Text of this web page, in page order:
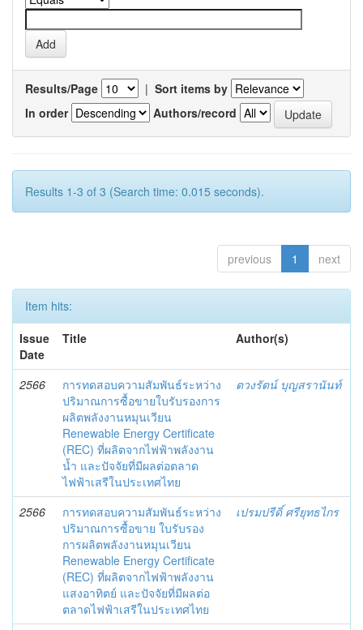
Results/Page | Sort items by
In order
Authors/record
Results 1-3 of 3 (Search time: 0.015 seconds).
previous 1 next
Item hits:
Issue
Date
Title Author(s)
2566
การทดสอบความสัมพันธ์ระหว่าง
ปริมาณการซื้อขายใบรับรองการ
ผลิตพลังงานหมุนเวียน
Renewable Energy Certificate
(REC) ที่ผลิตจากไฟฟ้าพลังงาน
น้ำ และปัจจัยที่มีผลต่อตลาด
ไฟฟ้าเสรีในประเทศไทย
ตวงรัตน์ บุญสรานันท์
2566
การทดสอบความสัมพันธ์ระหว่าง
ปริมาณการซื้อขาย ใบรับรอง
การผลิตพลังงานหมุนเวียน
Renewable Energy Certificate
(REC) ที่ผลิตจากไฟฟ้าพลังงาน
แสงอาทิตย์ และปัจจัยที่มีผลต่อ
ตลาดไฟฟ้าเสรีในประเทศไทย
เปรมปรีดิ์ ศรียุทธไกร